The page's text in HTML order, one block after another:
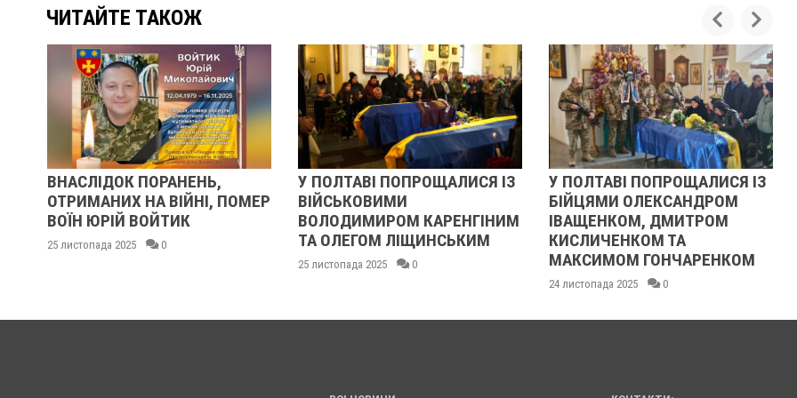
ЧИТАЙТЕ ТАКОЖ
У ПОЛТАВІ ПОПРОЩАЛИСЯ ІЗ
ВІЙСЬКОВИМИ
ВОЛОДИМИРОМ КАРЕНГІНИМ
ТА ОЛЕГОМ ЛІЩИНСЬКИМ
У ПОЛТАВІ ПОПРОЩАЛИСЯ ІЗ
БІЙЦЯМИ ОЛЕКСАНДРОМ
ІВАЩЕНКОМ, ДМИТРОМ
КИСЛИЧЕНКОМ ТА
МАКСИМОМ ГОНЧАРЕНКОМ
РЕВОЛЮЦІЯ ГІДНОСТІ 2013
ОЧИМА УЧАСНИЦІ
21 листопада 2025 0